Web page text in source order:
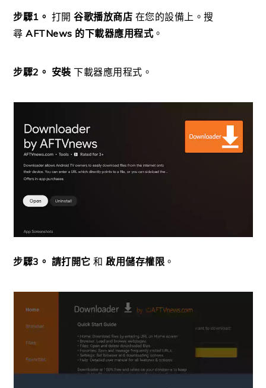
步驟1。 打開谷歌播放商店 在您的設備上。搜
尋AFTNews 的下載器應用程式 。
步驟2。 安裝 下載器應用程式。
步驟3。 請打開它 和啟用儲存權限 。